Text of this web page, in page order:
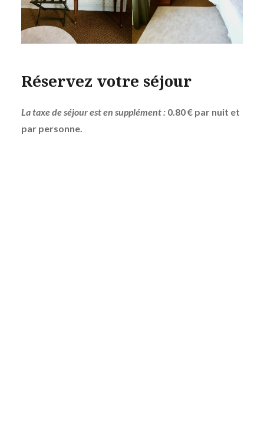
Réservez votre séjour
La taxe de séjour est en supplément :0.80 € par nuit et
par personne.